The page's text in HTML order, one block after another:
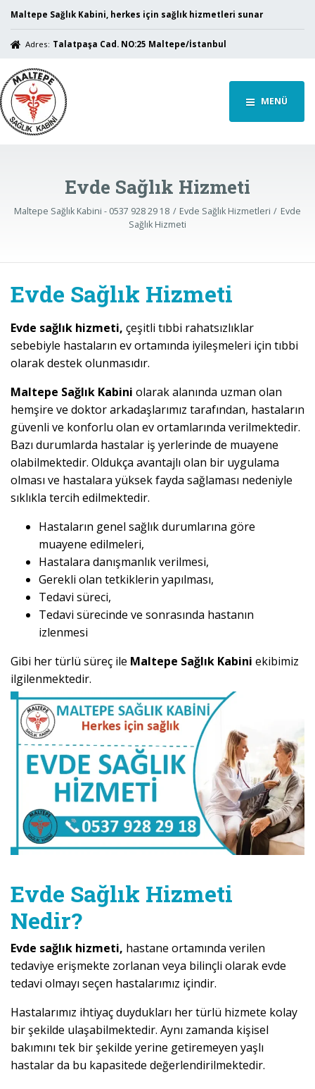
Maltepe Sağlık Kabini, herkes için sağlık hizmetleri sunar
Adres: Talatpaşa Cad. NO:25 Maltepe/İstanbul
MENÜ
Evde Sağlık Hizmeti
Maltepe Sağlık Kabini - 0537 928 29 18 Evde Sağlık Hizmetleri
Evde
Sağlık Hizmeti
Evde Sağlık Hizmeti
Evde sağlık hizmeti, çeşitli tıbbi rahatsızlıklar
sebebiyle hastaların ev ortamında iyileşmeleri için tıbbi
olarak destek olunmasıdır.
Maltepe Sağlık Kabini olarak alanında uzman olan
hemşire ve doktor arkadaşlarımız tarafından, hastaların
güvenli ve konforlu olan ev ortamlarında verilmektedir.
Bazı durumlarda hastalar iş yerlerinde de muayene
olabilmektedir. Oldukça avantajlı olan bir uygulama
olması ve hastalara yüksek fayda sağlaması nedeniyle
sıklıkla tercih edilmektedir.
Hastaların genel sağlık durumlarına göre
muayene edilmeleri,
Hastalara danışmanlık verilmesi,
Gerekli olan tetkiklerin yapılması,
Tedavi süreci,
Tedavi sürecinde ve sonrasında hastanın
izlenmesi
Gibi her türlü süreç ile Maltepe Sağlık Kabini ekibimiz
ilgilenmektedir.
Evde Sağlık Hizmeti
Nedir?
Evde sağlık hizmeti, hastane ortamında verilen
tedaviye erişmekte zorlanan veya bilinçli olarak evde
tedavi olmayı seçen hastalarımız içindir.
Hastalarımız ihtiyaç duydukları her türlü hizmete kolay
bir şekilde ulaşabilmektedir. Aynı zamanda kişisel
bakımını tek bir şekilde yerine getiremeyen yaşlı
hastalar da bu kapasitede değerlendirilmektedir.